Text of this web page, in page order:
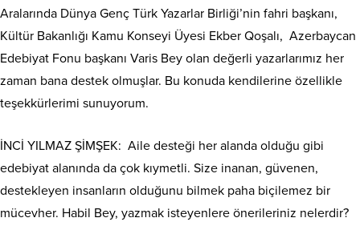
Aralarında Dünya Genç Türk Yazarlar Birliği’nin fahri başkanı,
Kültür Bakanlığı Kamu Konseyi Üyesi Ekber Qoşalı, Azerbaycan
Edebiyat Fonu başkanı Varis Bey olan değerli yazarlarımız her
zaman bana destek olmuşlar. Bu konuda kendilerine özellikle
teşekkürlerimi sunuyorum.
İNCİ YILMAZ ŞİMŞEK: Aile desteği her alanda olduğu gibi
edebiyat alanında da çok kıymetli. Size inanan, güvenen,
destekleyen insanların olduğunu bilmek paha biçilemez bir
mücevher. Habil Bey, yazmak isteyenlere önerileriniz nelerdir?